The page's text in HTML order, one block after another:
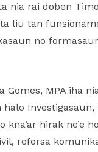
rai doben
liu tan
no
MPA iha
kna’ar hirak
reforsa